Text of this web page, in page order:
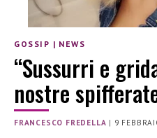
GOSSIP | NEWS
“Sussurri e
nostre
FRANCESCO FREDELLA | 9